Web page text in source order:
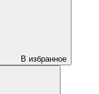
В избранное